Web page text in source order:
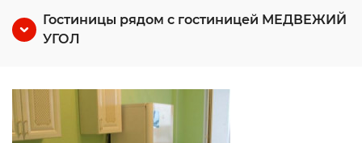
Гостиницы рядом с гостиницей МЕДВЕЖИЙ
УГОЛ